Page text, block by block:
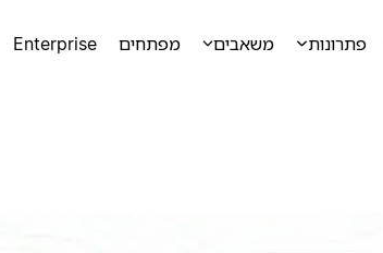
פתרונות משאבים מפתחים Enterprise